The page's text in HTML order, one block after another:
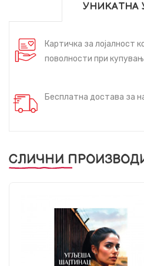
УНИКАТНА
Картичка за лојалност
поволности при
Бесплатна достава за
СЛИЧНИ